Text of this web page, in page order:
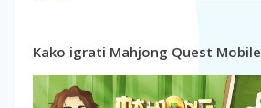
Kako igrati Mahjong Quest Mobile